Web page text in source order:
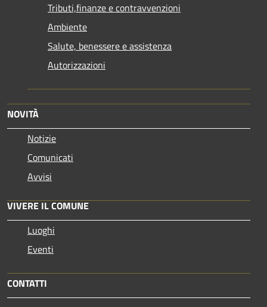
Tributi,finanze e contravvenzioni
Ambiente
Salute, benessere e assistenza
Autorizzazioni
NOVITÀ
Notizie
Comunicati
Avvisi
VIVERE IL COMUNE
Luoghi
Eventi
CONTATTI